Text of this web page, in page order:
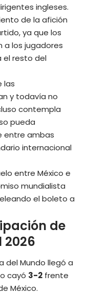
ingleses.
de la afición
ya que los
a los jugadores
el resto del
las
y todavía no
contempla
pueda
entre ambas
internacional
entre México e
mundialista
el boleto a
de
2026
del Mundo llegó a
cayó 3-2 frente
México.